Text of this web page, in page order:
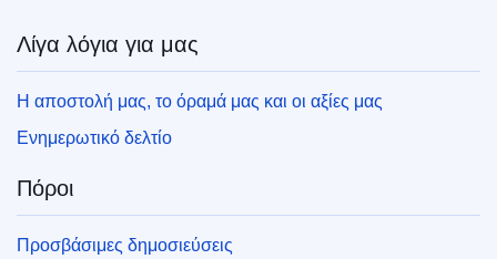
Λίγα λόγια για μας
Η αποστολή μας, το όραμά μας και οι αξίες μας
Ενημερωτικό δελτίο
Πόροι
Προσβάσιμες δημοσιεύσεις